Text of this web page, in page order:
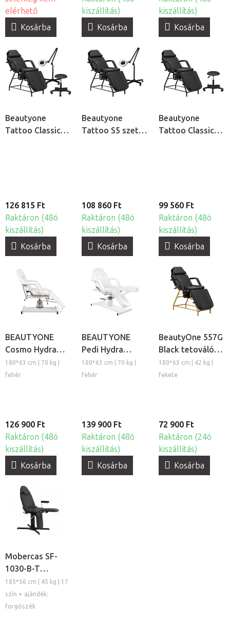
elérhető
Kosárba
kiszállítás)
Kosárba
kiszállítás)
Kosárba
Beautyone
Tattoo Classic
126 815 Ft
Raktáron (48ó
kiszállítás)
Kosárba
Beautyone
Tattoo S5 szett
108 860 Ft
Raktáron (48ó
kiszállítás)
Kosárba
Beautyone
Tattoo Classic
99 560 Ft
Raktáron (48ó
kiszállítás)
Kosárba
BEAUTYONE
Cosmo Hydra
hidraulikus
kozmetikai
180*63 cm | 70 kg |
fehér
126 900 Ft
Raktáron (48ó
kiszállítás)
Kosárba
BEAUTYONE
Pedi Hydra
hidraulikus
pedikűrös
180*63 cm | 70 kg |
fehér
139 900 Ft
Raktáron (48ó
kiszállítás)
Kosárba
BeautyOne 557G
Black tetováló
ágy
180*63 cm | 42 kg |
fekete
72 900 Ft
Raktáron (24ó
kiszállítás)
Kosárba
Mobercas SF-
1030-B-T
tetováló szék
185*56 cm | 45 kg | 17
szín + ajándék:
forgószék